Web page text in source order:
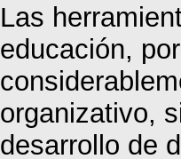
Las
educación,
organizativo,
desarrollo de